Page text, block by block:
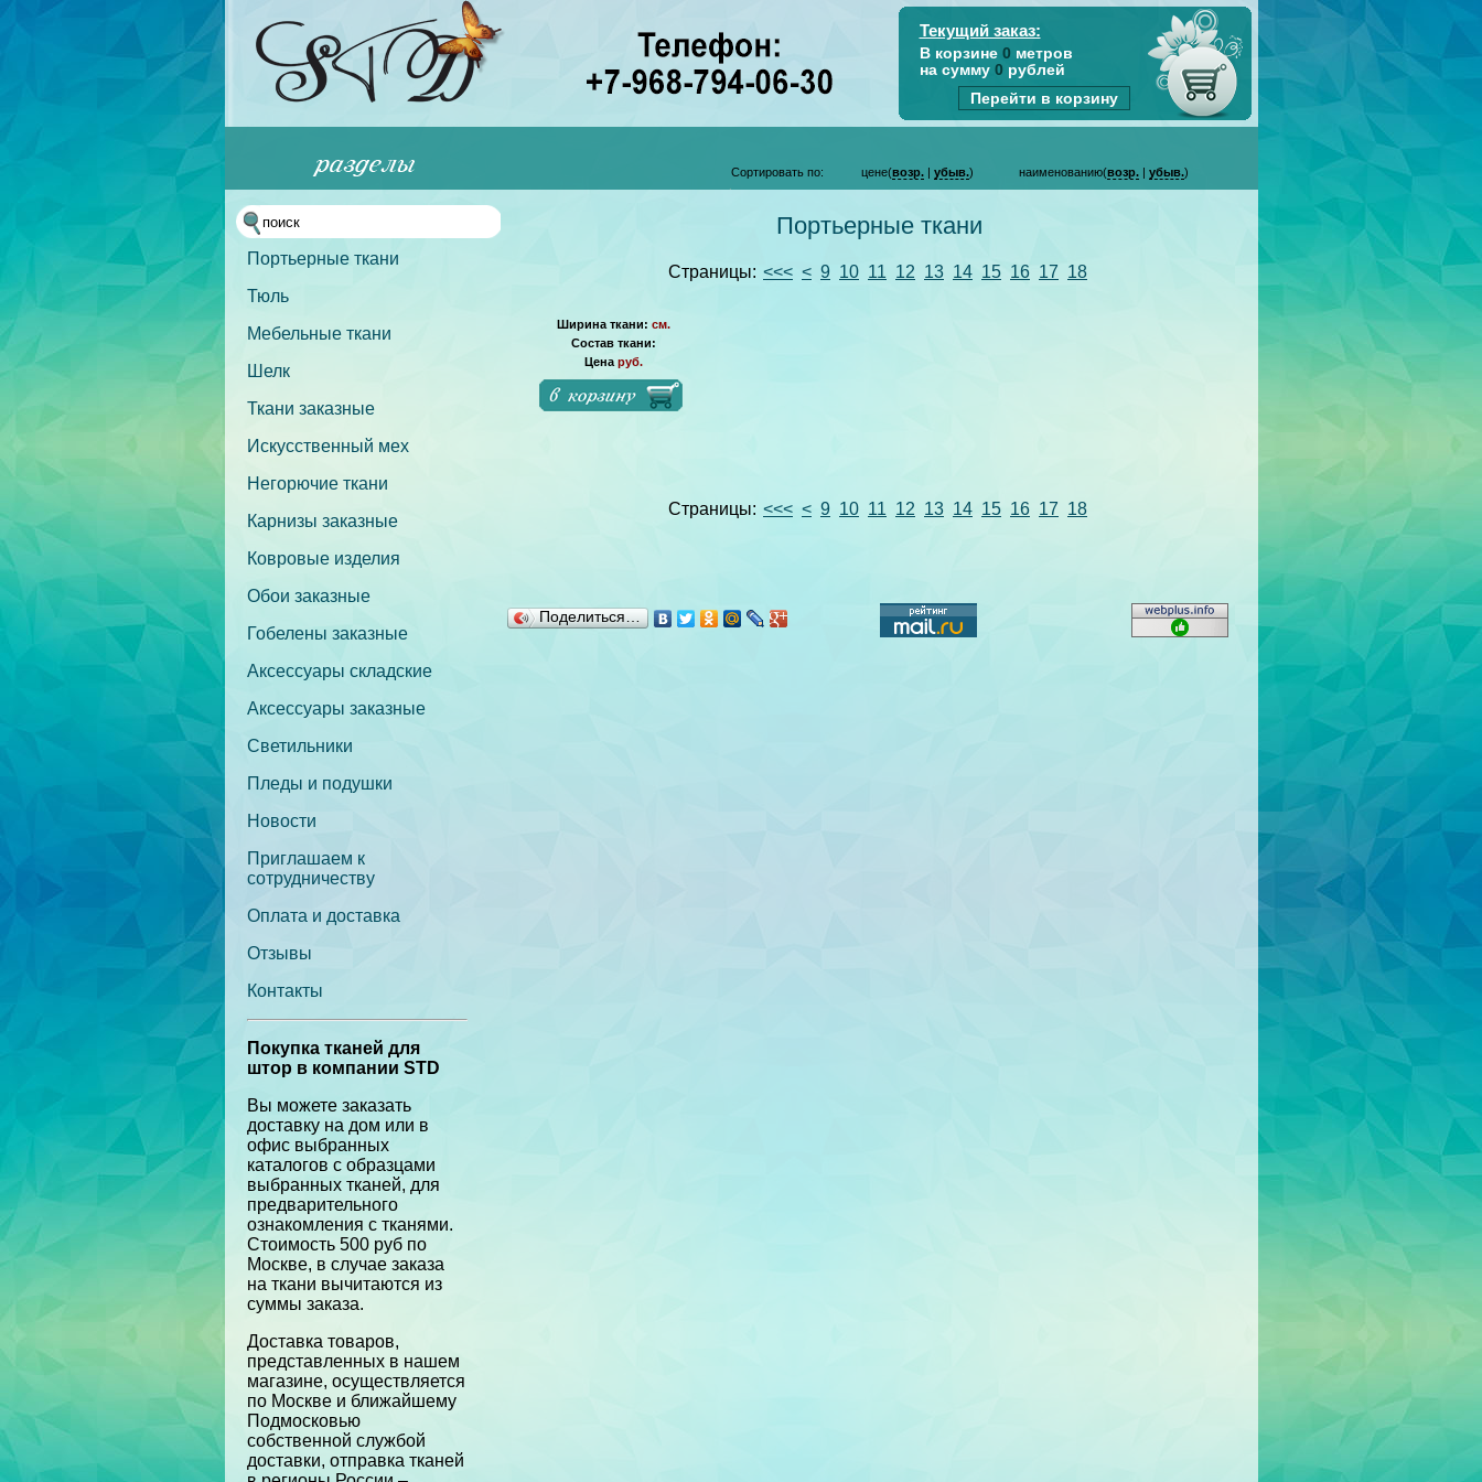
Текущий заказ:
В корзине 0 метров
на сумму 0 рублей
Перейти в корзину
Портьерные ткани
Тюль
Мебельные ткани
Шелк
Ткани заказные
Искусственный мех
Негорючие ткани
Карнизы заказные
Ковровые изделия
Обои заказные
Гобелены заказные
Аксессуары складские
Аксессуары заказные
Светильники
Пледы и подушки
Новости
Приглашаем к
сотрудничеству
Оплата и доставка
Отзывы
Контакты
Покупка тканей для
штор в компании STD
Вы можете заказать
доставку на дом или в
офис выбранных
каталогов с образцами
выбранных тканей, для
предварительного
ознакомления с тканями.
Стоимость 500 руб по
Москве, в случае заказа
на ткани вычитаются из
суммы заказа.
Доставка товаров,
представленных в нашем
магазине, осуществляется
по Москве и ближайшему
Подмосковью
собственной службой
доставки, отправка тканей
Сортировать по: цене(возр.| убыв.) наименованию(возр.| убыв.)
Портьерные ткани
Страницы: <<< < 9 10 11 12 13 14 15 16 17 18
Ширина ткани: см.
Состав ткани:
Цена руб.
Страницы: <<< < 9 10 11 12 13 14 15 16 17 18
Поделиться…